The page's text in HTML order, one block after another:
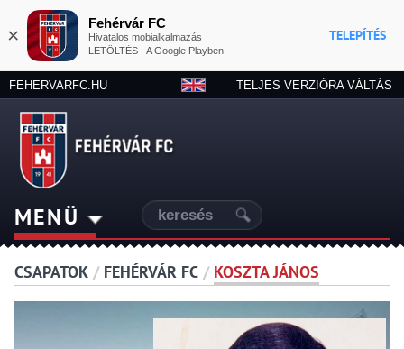
×
Fehérvár FC
Hivatalos mobialkalmazás
LETÖLTÉS - A Google Playben
TELEPÍTÉS
FEHERVARFC.HU TELJES VERZIÓRA VÁLTÁS
MENÜ
CSAPATOK / FEHÉRVÁR FC / KOSZTA JÁNOS